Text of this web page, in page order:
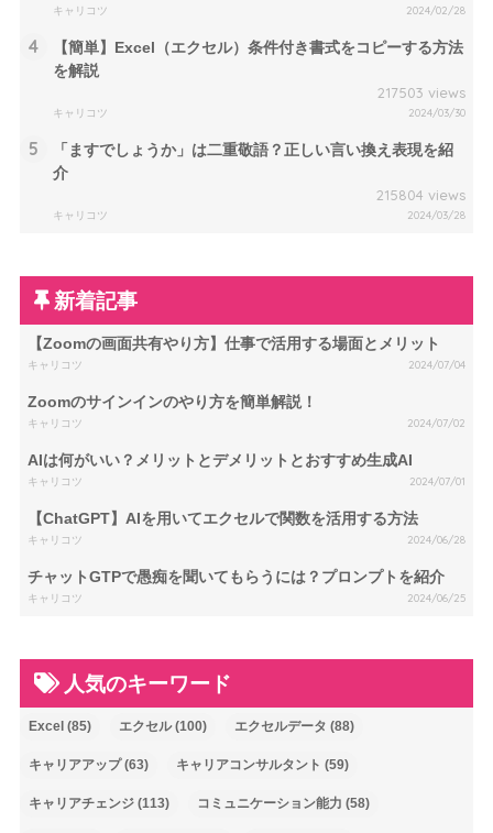
キャリコツ 2024/02/28
4
【簡単】Excel（エクセル）条件付き書式をコピーする方法
を解説
217503 views
キャリコツ 2024/03/30
5
「ますでしょうか」は二重敬語？正しい言い換え表現を紹
介
215804 views
キャリコツ 2024/03/28
新着記事
【Zoomの画面共有やり方】仕事で活用する場面とメリット
キャリコツ 2024/07/04
Zoomのサインインのやり方を簡単解説！
キャリコツ 2024/07/02
AIは何がいい？メリットとデメリットとおすすめ生成AI
キャリコツ 2024/07/01
【ChatGPT】AIを用いてエクセルで関数を活用する方法
キャリコツ 2024/06/28
チャットGTPで愚痴を聞いてもらうには？プロンプトを紹介
キャリコツ 2024/06/25
人気のキーワード
Excel (85) エクセル(100) エクセルデータ (88)
キャリアアップ(63) キャリアコンサルタント (59)
キャリアチェンジ(113) コミュニケーション能力 (58)